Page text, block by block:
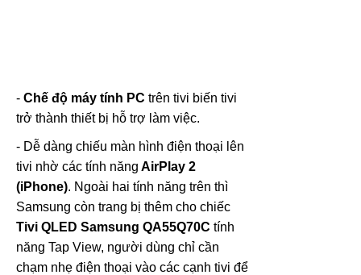
- Chế độ máy tính PC trên tivi biến tivi
trở thành thiết bị hỗ trợ làm việc.
- Dễ dàng chiếu màn hình điện thoại lên
tivi nhờ các tính năng AirPlay 2
(iPhone). Ngoài hai tính năng trên thì
Samsung còn trang bị thêm cho chiếc
Tivi QLED Samsung QA55Q70C tính
năng Tap View, người dùng chỉ cần
chạm nhẹ điện thoại vào các cạnh tivi để